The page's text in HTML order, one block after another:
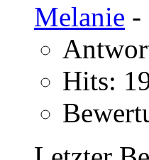
Melanie -
Hits: